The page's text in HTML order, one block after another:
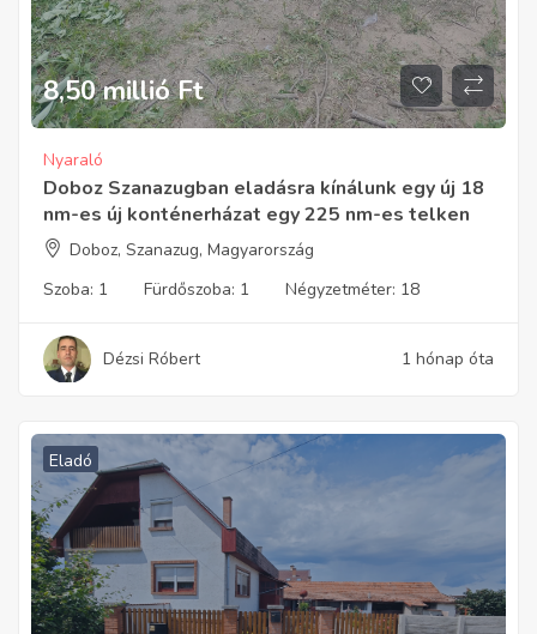
8,50 millió Ft
Nyaraló
Doboz Szanazugban eladásra kínálunk egy új 18
nm-es új konténerházat egy 225 nm-es telken
Doboz, Szanazug, Magyarország
Szoba: 1 Fürdőszoba: 1 Négyzetméter: 18
Dézsi Róbert 1 hónap óta
Eladó